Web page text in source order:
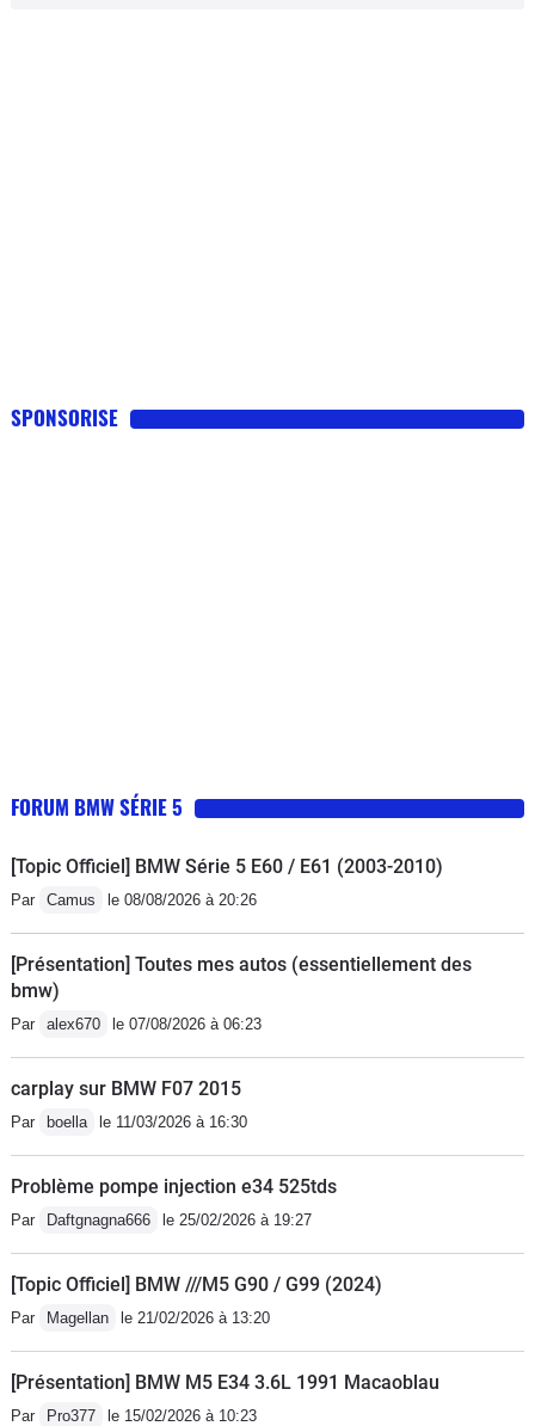
SPONSORISE
FORUM BMW SÉRIE 5
[Topic Officiel] BMW Série 5 E60 / E61 (2003-2010)
Par Camus le 08/08/2026 à 20:26
[Présentation] Toutes mes autos (essentiellement des
bmw)
Par alex670 le 07/08/2026 à 06:23
carplay sur BMW F07 2015
Par boella le 11/03/2026 à 16:30
Problème pompe injection e34 525tds
Par Daftgnagna666 le 25/02/2026 à 19:27
[Topic Officiel] BMW ///M5 G90 / G99 (2024)
Par Magellan le 21/02/2026 à 13:20
[Présentation] BMW M5 E34 3.6L 1991 Macaoblau
Par Pro377 le 15/02/2026 à 10:23